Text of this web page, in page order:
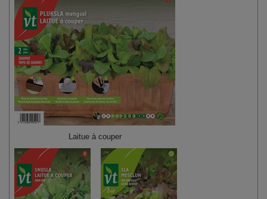
Laitue à couper